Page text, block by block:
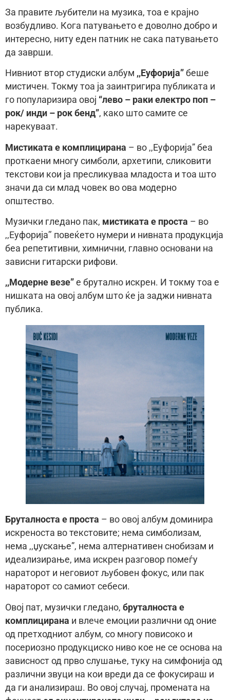
За правите љубители на музика, тоа е крајно
возбудливо. Кога патувањето е доволно добро и
интересно, ниту еден патник не сака патувањето
да заврши.
Нивниот втор студиски албум ,,Еуфорија” беше
мистичен. Токму тоа ја заинтригира публиката и
го популаризира овој “лево – раки електро поп –
рок/ инди – рок бенд”, како што самите се
нарекуваат.
Мистиката е комплицирана – во ,,Еуфорија” беа
проткаени многу симболи, архетипи, сликовити
текстови кои ја пресликуваа младоста и тоа што
значи да си млад човек во ова модерно
општество.
Музички гледано пак, мистиката е проста – во
,,Еуфорија’’ повеќето нумери и нивната продукција
беа репетитивни, химнични, главно основани на
зависни гитарски рифови.
,,Модерне везе” е брутално искрен. И токму тоа е
нишката на овој албум што ќе ја заджи нивната
публика.
Бруталноста е проста – во овој албум доминира
искреноста во текстовите; нема симболизам,
нема ,,џускање”, нема алтернативен снобизам и
идеализирање, има искрен разговор помеѓу
нараторот и неговиот љубовен фокус, или пак
нараторот со самиот себеси.
Oвој пат, музички гледано, бруталноста е
комплицирана и влече емоции различни од оние
од претходниот албум, со многу повисоко и
посериозно продукциско ниво кое не се основа на
зависност од прво слушање, туку на симфонија од
различни звуци на кои вреди да се фокусираш и
да ги анализираш. Во овој случај, промената на